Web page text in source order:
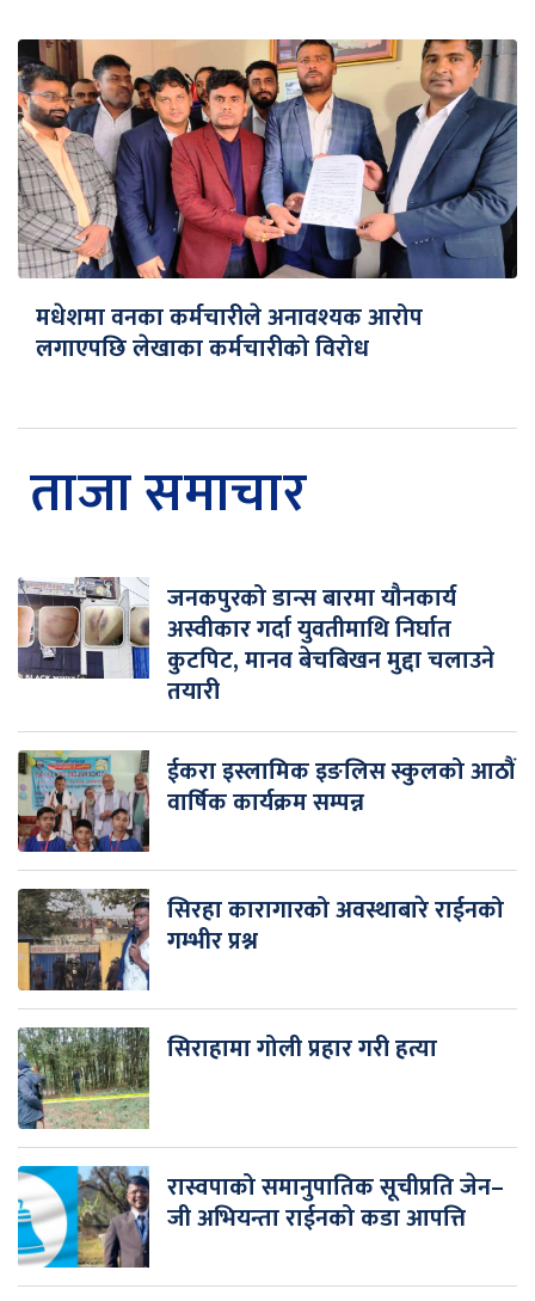
मधेशमा वनका कर्मचारीले अनावश्यक आरोप
लगाएपछि लेखाका कर्मचारीको विरोध
ताजा समाचार
जनकपुरको डान्स बारमा यौनकार्य
अस्वीकार गर्दा युवतीमाथि निर्घात
कुटपिट, मानव बेचबिखन मुद्दा चलाउने
तयारी
ईकरा इस्लामिक इङलिस स्कुलको आठौं
वार्षिक कार्यक्रम सम्पन्न
सिरहा कारागारको अवस्थाबारे राईनको
गम्भीर प्रश्न
सिराहामा गोली प्रहार गरी हत्या
रास्वपाको समानुपातिक सूचीप्रति जेन–
जी अभियन्ता राईनको कडा आपत्ति